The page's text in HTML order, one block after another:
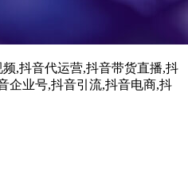
,抖音代运营,抖音带货直播,抖
企业号,抖音引流,抖音电商,抖